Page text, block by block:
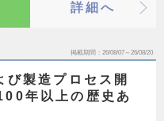
詳細へ
掲載期間 26/08/07～26/08/20
び製造プロセス開
年以上の歴史あ